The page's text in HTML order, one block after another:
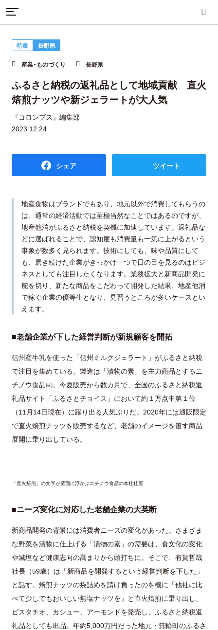
自然・歴史・文化 移住 食・グルメ
イベント
産業・ものづくり
ふるさと納税の返礼品として地域貢献 直火焙煎ナッツや新ジ
ェラートが大人気
特集 長野県
産業・ものづくり 長野県
ふるさと納税の返礼品として地域貢献 直火
焙煎ナッツや新ジェラートが大人気
『コロンブス』編集部
2023.12.24
シェア ツイート
地産食物はブランドでもあり、地元以外で消費してもらうの
は、通常の経済活動では至極当然なことではあるのですが、
地産他消がふるさと納税を契機に加速しています。返礼品な
どに選ばれることで、認知度も消費量も一気に上がるという
事象が数多く見られます。技術にしても、味や品質にして
も、磨き続けた企業がきっかけ一つで日の目を見るのはビジ
ネスとしても注目したくなります。業務拡大と新商品開発に
舵を切り、新たな商品をこだわって開発した結果、地産他消
で稼ぐ企業の優等生となり、見習うところが多いケースとい
えます。
■老舗企業が下した経営判断が新規顧客を開拓
信州産牛乳を使った「信州ミルクジェラート」がふるさと納税
で注目を集めている。製造は「漬物の素」を主力商品とするニ
チノウ食品㈱。今夏販売から数カ月で、全国のふるさと納税返
礼品サイト「ふるさとチョイス」において約１万点中第１位
（11月14日現在）に躍り出る人気ぶりだ。2020年には通販限定
で直火焙煎ナッツを販売するなど、老舗のイメージを覆す商品
展開に乗り出している。
「直火焙煎」の文字が壁面に浮かぶニチノウ食品の本社社屋
■ニーズ変化に対応した老舗企業の大英断
新商品開発の背景には消費者ニーズの変化があった。さまざま
な野菜を漬物に仕上げる「漬物の素」の需要は、食文化の変化
や減塩など健康志向の高まりから頭打ちに。そこで、有賀哲哉
社長（59歳）は「新商品を開発するという経営判断を下した」
と話す。焙煎ナッツの袋詰めを請け負ったのを機に「他社に比
べて少しでもおいしい無塩ナッツを」と直火焙煎に乗り出し、
ピスタチオ、カシュー、アーモンドを発売し、ふるさと納税返
礼品としても出品。年約5,000万円だった地元・箕輪町のふるさ